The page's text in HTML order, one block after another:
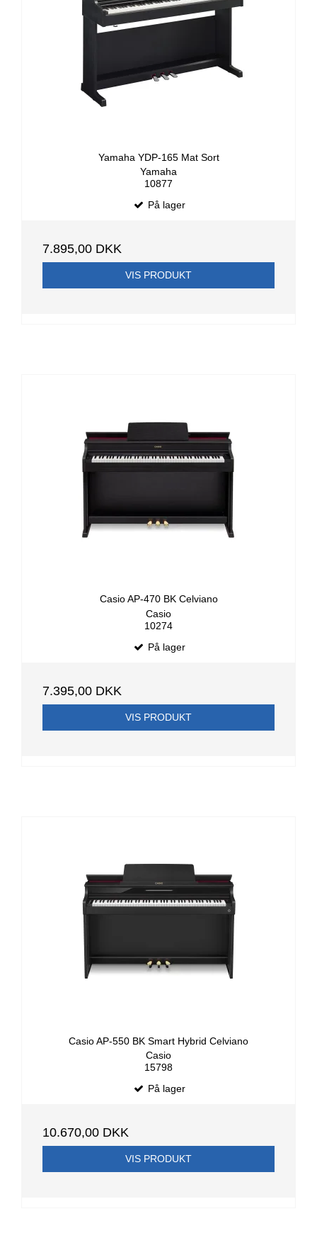
Yamaha YDP-165 Mat Sort
Yamaha
10877
På lager
7.895,00 DKK
VIS PRODUKT
Casio AP-470 BK Celviano
Casio
10274
På lager
7.395,00 DKK
VIS PRODUKT
Casio AP-550 BK Smart Hybrid Celviano
Casio
15798
På lager
10.670,00 DKK
VIS PRODUKT